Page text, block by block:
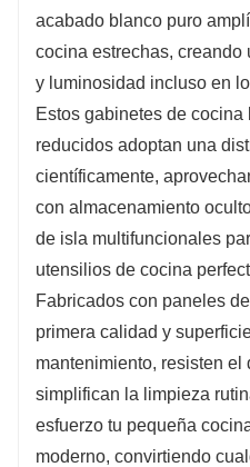
acabado blanco puro
cocina estrechas, creando
y luminosidad incluso en
Estos gabinetes de
reducidos adoptan una
científicamente,
con almacenamiento
de isla multifuncionales
utensilios de cocina
Fabricados con paneles
primera calidad y
mantenimiento, resisten el
simplifican la limpieza
esfuerzo tu pequeña
moderno, convirtiendo